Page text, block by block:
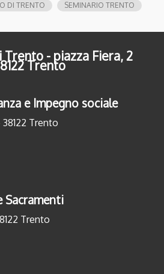
DI TRENTO SEMINARIO TRENTO
- piazza Fiera, 2
Trento
e Impegno sociale
Trento
Sacramenti
Trento